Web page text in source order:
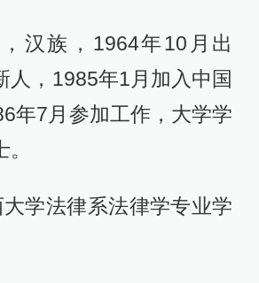
汉族，1964年10月出
人，1985年1月加入中国
年7月参加工作，大学学
学法律系法律学专业学